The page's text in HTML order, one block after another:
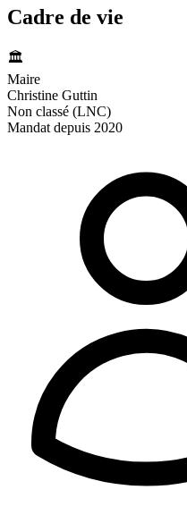
Cadre de vie
🏛️
Maire
Christine Guttin
Non classé (LNC)
Mandat depuis 2020